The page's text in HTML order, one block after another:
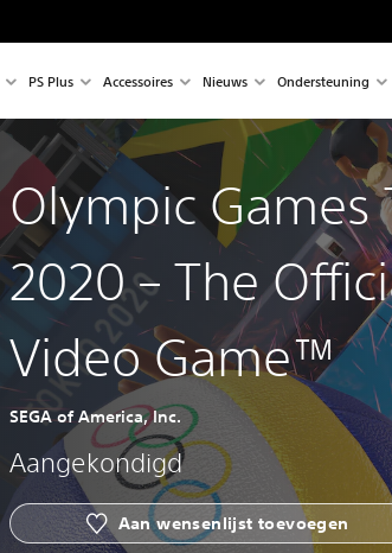
PS Plus Accessoires Nieuws Ondersteuning
Olympic Games
2020 – The
Video Game™
SEGA of America, Inc.
Aangekondigd
Aan wensenlijst toevoegen